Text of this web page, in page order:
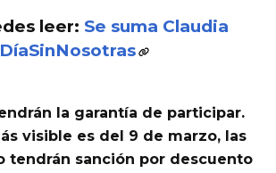
leer: Se suma Claudia
la garantía de participar.
visible es del 9 de marzo, las
tendrán sanción por descuento